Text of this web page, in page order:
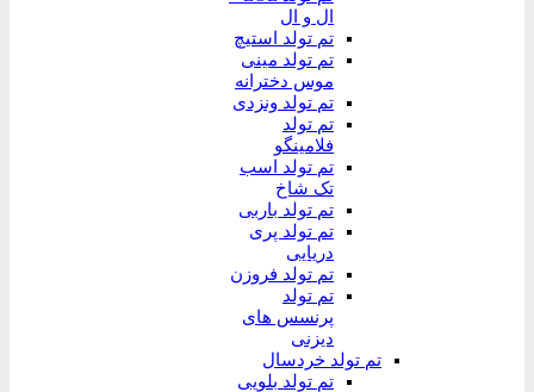
ال و ال
تم تولد استیچ
تم تولد مینی
موس دخترانه
تم تولد ونزدی
تم تولد
فلامینگو
تم تولد اسب
تک شاخ
تم تولد باربی
تم تولد پری
دریایی
تم تولد فروزن
تم تولد
پرنسس های
دیزنی
تم تولد خردسال
تم تولد بلویی